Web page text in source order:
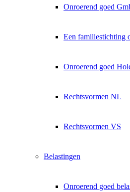
Onroerend goed
Een familiestichting
Onroerend goed
Rechtsvormen NL
Rechtsvormen VS
Belastingen
Onroerend goed